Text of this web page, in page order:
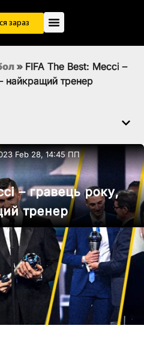
зараз
» FIFA The Best: Мессі –
найкращий тренер
Feb 28, 14:45 ПП
– гравець року,
тренер